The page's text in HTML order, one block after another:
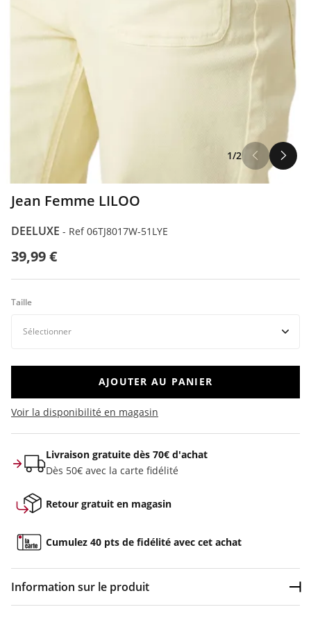
1/2
Jean Femme LILOO
DEELUXE - Ref 06TJ8017W-51LYE
39,99 €
Taille
AJOUTER AU PANIER
Voir la disponibilité en magasin
Livraison gratuite dès 70€ d'achat
Dès 50€ avec la carte fidélité
Retour gratuit en magasin
Cumulez 40 pts de fidélité avec cet achat
Information sur le produit